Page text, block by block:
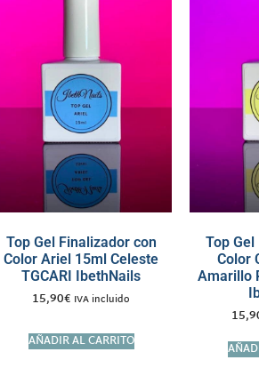
Top Gel Finalizador con
Color Ariel 15ml Celeste
TGCARI IbethNails
15,90€ IVA incluido
AÑADIR AL CARRITO
Top
Color
Amarillo